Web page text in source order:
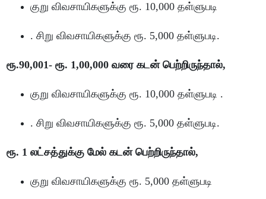
குறு விவசாயிகளுக்கு ரூ. 10,000 தள்ளுபடி
. சிறு விவசாயிகளுக்கு ரூ. 5,000 தள்ளுபடி.
ரூ.90,001- ரூ. 1,00,000 வரை கடன் பெற்றிருந்தால்,
குறு விவசாயிகளுக்கு ரூ. 10,000 தள்ளுபடி .
. சிறு விவசாயிகளுக்கு ரூ. 5,000 தள்ளுபடி.
ரூ. 1 லட்சத்துக்கு மேல் கடன் பெற்றிருந்தால்,
குறு விவசாயிகளுக்கு ரூ. 5,000 தள்ளுபடி